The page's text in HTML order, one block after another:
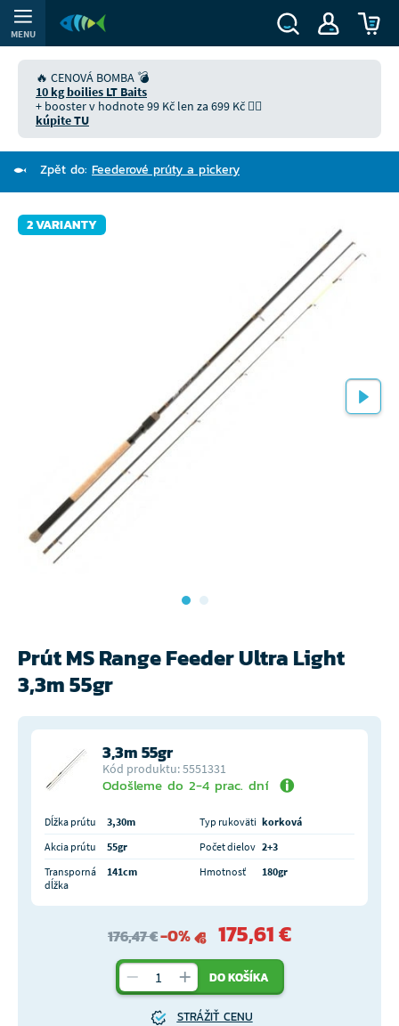
MENU
🔥 CENOVÁ BOMBA 💣
10 kg boilies LT Baits
+ booster v hodnote 99 Kč len za 699 Kč 👉🏻
kúpite TU
Zpět do: Feederové prúty a pickery
2 VARIANTY
Prút MS Range Feeder Ultra Light
3,3m 55gr
3,3m 55gr
Kód produktu: 5551331
Odošleme do 2-4 prac. dní
Dĺžka prútu 3,30m Typ rukoväti korková
Akcia prútu
55gr Počet dielov 2+3
Transporná
dĺžka
141cm Hmotnosť 180gr
176,47 €-0% 175,61 €
DO KOŠÍKA
STRÁŽIŤ CENU